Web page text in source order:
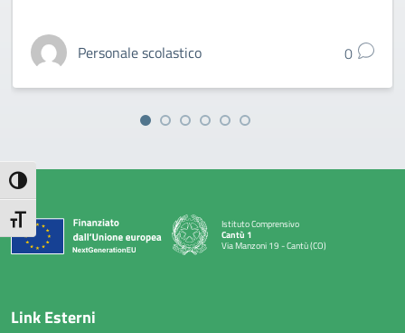
Attiva/disattiva alto contrasto
Attiva/disattiva dimensione testo
Personale scolastico 0
Istituto Comprensivo
Cantù 1
Via Manzoni 19 - Cantù (CO)
— Visita la pagina iniziale della scuola
Link Esterni